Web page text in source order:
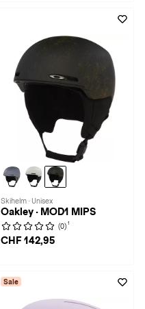
Skihelm · Unisex
Oakley · MOD1 MIPS
(0) 1
CHF 142,95
Sale